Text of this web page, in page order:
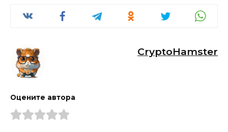
CryptoHamster
Оцените автора